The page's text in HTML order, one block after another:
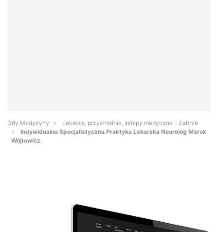
Orły Medycyny
Lekarze, przychodnie, sklepy medyczne - Zabrze
Indywidualna Specjalistyczna Praktyka Lekarska Neurolog Marek
Wójtowicz